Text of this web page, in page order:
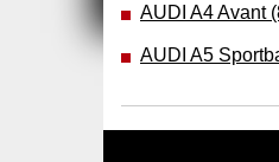
AUDI A4 Avant
AUDI A5